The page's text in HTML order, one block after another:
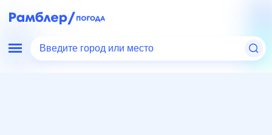
Введите город или место